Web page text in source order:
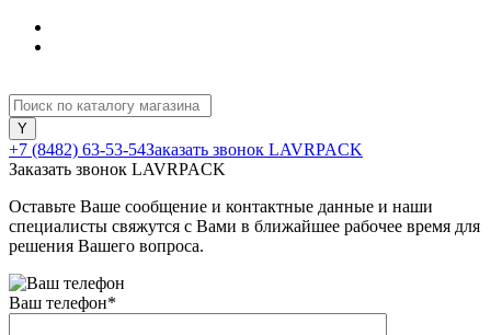
+7 (8482) 63-53-54Заказать звонок LAVRPACK
Заказать звонок LAVRPACK
Оставьте Ваше сообщение и контактные данные и наши
специалисты свяжутся с Вами в ближайшее рабочее время для
решения Вашего вопроса.
Ваш телефон*